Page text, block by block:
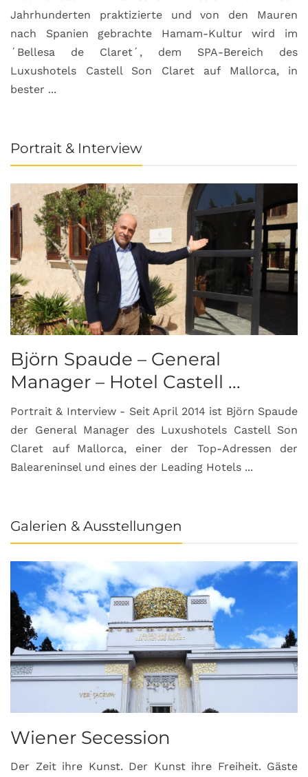
Jahrhunderten praktizierte und von den Mauren
nach Spanien gebrachte Hamam-Kultur wird im
´Bellesa de Claret´, dem SPA-Bereich des
Luxushotels Castell Son Claret auf Mallorca, in
bester ...
Portrait & Interview
Björn Spaude – General
Manager – Hotel Castell ...
Portrait & Interview - Seit April 2014 ist Björn Spaude
der General Manager des Luxushotels Castell Son
Claret auf Mallorca, einer der Top-Adressen der
Baleareninsel und eines der Leading Hotels ...
Galerien & Ausstellungen
Wiener Secession
Der Zeit ihre Kunst. Der Kunst ihre Freiheit. Gäste